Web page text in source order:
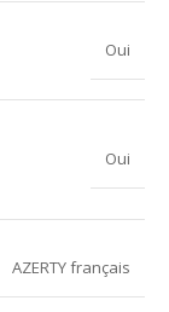
Oui
Oui
AZERTY français